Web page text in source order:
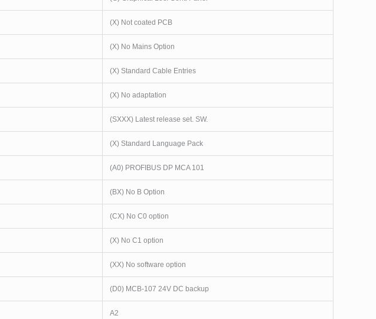
(X) Not coated PCB
(X) No Mains Option
(X) Standard Cable Entries
(X) No adaptation
(SXXX) Latest release set. SW.
(X) Standard Language Pack
(A0) PROFIBUS DP MCA 101
(BX) No B Option
(CX) No C0 option
(X) No C1 option
(XX) No software option
(D0) MCB-107 24V DC backup
A2